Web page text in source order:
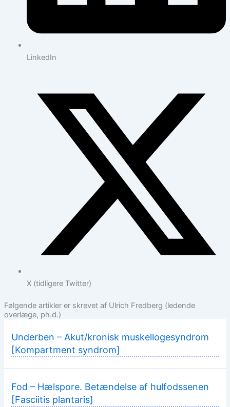
LinkedIn
X (tidligere Twitter)
Følgende artikler er skrevet af Ulrich Fredberg (ledende
overlæge, ph.d.)
Underben – Akut/kronisk muskellogesyndrom
[Kompartment syndrom]
Fod – Hælspore. Betændelse af hulfodssenen
[Fasciitis plantaris]